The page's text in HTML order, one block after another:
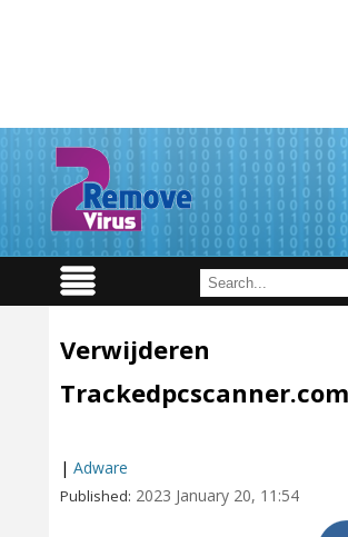
Verwijderen
| Adware
Published: 2023 January 20, 11:54